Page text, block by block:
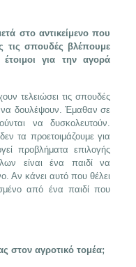
στο αντικείμενο που
τις σπουδές βλέπουμε
έτοιμοι για την αγορά
τελειώσει τις σπουδές
να δουλέψουν. Έμαθαν σε
να δυσκολευτούν.
τα προετοιμάζουμε για
προβλήματα επιλογής
είναι ένα παιδί να
Αν κάνει αυτό που θέλει
από ένα παιδί που
στον αγροτικό τομέα;